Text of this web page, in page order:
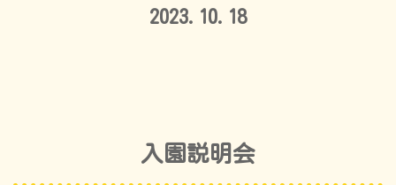
2023.10.18
入園説明会